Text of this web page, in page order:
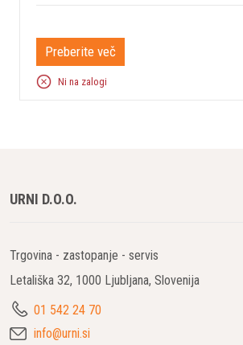
Preberite več
Ni na zalogi
URNI D.O.O.
Trgovina - zastopanje - servis
Letališka 32, 1000 Ljubljana, Slovenija
01 542 24 70
info@urni.si